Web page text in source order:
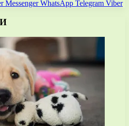
Messenger WhatsApp Telegram Viber